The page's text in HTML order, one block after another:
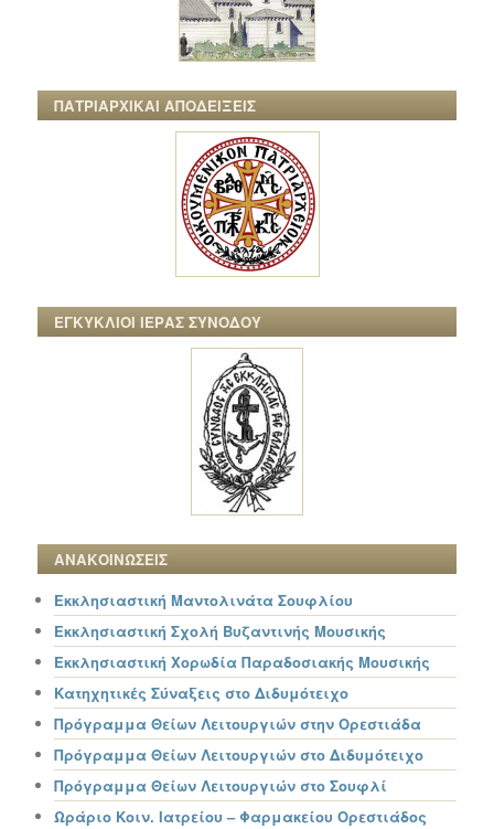
ΠΑΤΡΙΑΡΧΙΚΑΙ ΑΠΟΔΕΙΞΕΙΣ
ΕΓΚΥΚΛΙΟΙ ΙΕΡΑΣ ΣΥΝΟΔΟΥ
ΑΝΑΚΟΙΝΩΣΕΙΣ
Εκκλησιαστική Μαντολινάτα Σουφλίου
Εκκλησιαστική Σχολή Βυζαντινής Μουσικής
Εκκλησιαστική Χορωδία Παραδοσιακής Μουσικής
Κατηχητικές Σύναξεις στο Διδυμότειχο
Πρόγραμμα Θείων Λειτουργιών στην Ορεστιάδα
Πρόγραμμα Θείων Λειτουργιών στο Διδυμότειχο
Πρόγραμμα Θείων Λειτουργιών στο Σουφλί
Ωράριο Κοιν. Ιατρείου – Φαρμακείου Ορεστιάδος